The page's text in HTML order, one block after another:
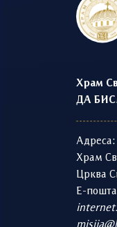
Храм
ДА
Адреса:
Храм
Црква
Е-